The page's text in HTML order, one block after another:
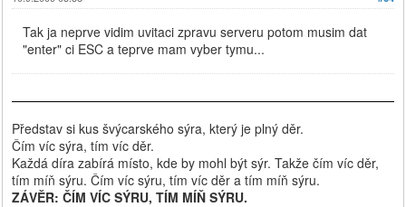
Tak ja neprve vidim uvitaci zpravu serveru potom musim dat
"enter" ci ESC a teprve mam vyber tymu...
Představ si kus švýcarského sýra, který je plný děr.
Čím víc sýra, tím víc děr.
Každá díra zabírá místo, kde by mohl být sýr. Takže čím víc děr,
tím míň sýru. Čím víc sýru, tím víc děr a tím míň sýru.
ZÁVĚR: ČÍM VÍC SÝRU, TÍM MÍŇ SÝRU.